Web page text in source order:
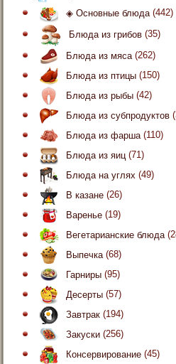
◈ Основные блюда (442)
Блюда из грибов (35)
Блюда из мяса (262)
Блюда из птицы (150)
Блюда из рыбы (42)
Блюда из субпродуктов
Блюда из фарша (110)
Блюда из яиц (71)
Блюда на углях (49)
В казане (26)
Варенье (19)
Вегетарианские блюда
Выпечка (68)
Гарниры (95)
Десерты (57)
Завтрак (194)
Закуски (256)
Консервирование (45)